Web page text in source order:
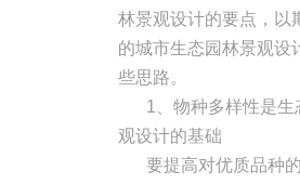
林景观设计的要点，以
的城市生态园林景观设
些思路。
1、物种多样性是生
观设计的基础
要提高对优质品种